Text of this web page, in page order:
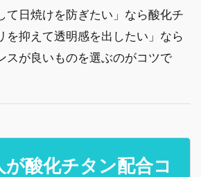
て日焼けを防ぎたい」なら酸化チ
を抑えて透明感を出したい」なら
スが良いものを選ぶのがコツで
酸化チタン配合コ